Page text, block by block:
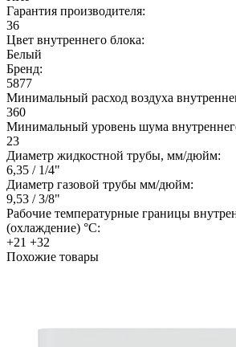
Гарантия производителя:
36
Цвет внутреннего блока:
Белый
Бренд:
5877
Минимальный расход воздуха
360
Минимальный уровень шума
23
Диаметр жидкостной трубы, мм/дюйм:
6,35 / 1/4"
Диаметр газовой трубы мм/дюйм:
9,53 / 3/8"
Рабочие температурные границы
(охлаждение) °C:
+21 +32
Похожие товары